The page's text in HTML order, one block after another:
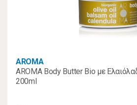
AROMA
AROMA Body Butter Bio με
200ml